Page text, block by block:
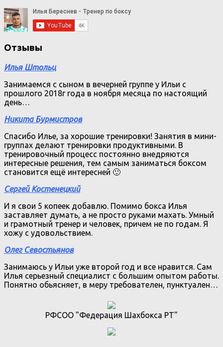
Отзывы
Илья Штольц
Занимаемся с сыном в вечерней группе у Ильи с
прошлого 2018г года в ноября месяца по настоящий
день…
Никита Бурмистров
Спасибо Илье, за хорошие тренировки! Занятия в мини-
группах делают тренировки продуктивными. В
тренировочный процесс постоянно внедряются
интересные решения, тем самым заниматься боксом
становится ещё интересней 🙂
Сергей Костенецкий
И я свои 5 копеек добавлю. Помимо бокса Илья
заставляет думать, а не просто руками махать. Умный
и грамотный тренер и человек, причем не по годам. Я
хожу с удовольствием.
Олег Севостьянов
Занимаюсь у Ильи уже второй год и все нравится. Сам
Илья серьезный специалист с большим опытом работы.
Понятно обьясняет, в меру требователен, пунктуален…
РФСОО "Федерация Шахбокса РТ"